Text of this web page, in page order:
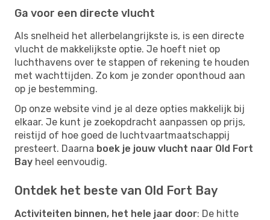
Ga voor een directe vlucht
Als snelheid het allerbelangrijkste is, is een directe
vlucht de makkelijkste optie. Je hoeft niet op
luchthavens over te stappen of rekening te houden
met wachttijden. Zo kom je zonder oponthoud aan
op je bestemming.
Op onze website vind je al deze opties makkelijk bij
elkaar. Je kunt je zoekopdracht aanpassen op prijs,
reistijd of hoe goed de luchtvaartmaatschappij
presteert. Daarna boek je jouw vlucht naar Old Fort
Bay heel eenvoudig.
Ontdek het beste van Old Fort Bay
Activiteiten binnen, het hele jaar door: De hitte